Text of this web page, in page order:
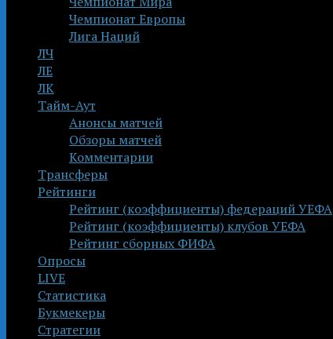
Чемпионат Европы
Лига Наций
ЛЧ
ЛЕ
ЛК
Тайм-Аут
Анонсы матчей
Обзоры матчей
Комментарии
Трансферы
Рейтинги
Рейтинг (коэффициенты) федераций УЕФА
Рейтинг (коэффициенты) клубов УЕФА
Рейтинг сборных ФИФА
Опросы
LIVE
Статистика
Букмекеры
Стратегии